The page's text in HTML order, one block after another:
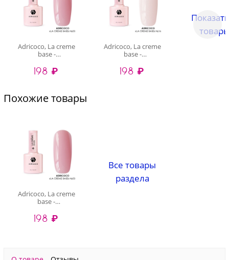
Adricoco, La creme
base -
база №03
(классический нюд),
198 ₽
Adricoco, La creme
base -
база №16 (нежный
персиковый с
198 ₽
Похожие товары
Adricoco, La creme
base -
база №03
(классический нюд),
198 ₽
Все товары
раздела